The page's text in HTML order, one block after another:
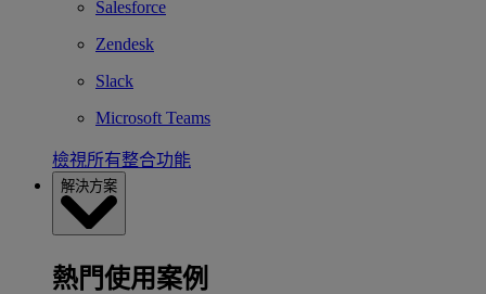
Salesforce
Zendesk
Slack
Microsoft Teams
檢視所有整合功能
解決方案
熱門使用案例